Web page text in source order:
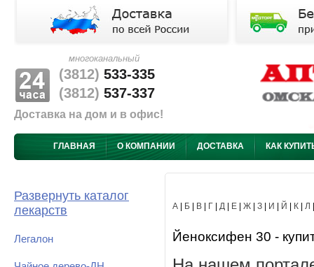
многоканальный
(3812) 533-335
(3812) 537-337
Доставка на дом и в офис!
ГЛАВНАЯ О КОМПАНИИ ДОСТАВКА КАК
Развернуть каталог
лекарств
Легалон
А Б В Г Д Е Ж З И Й К Л
Йеноксифен 30 -